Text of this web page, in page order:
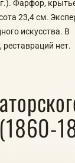
Фарфор,
23,4 см.
искусства. В
нет.